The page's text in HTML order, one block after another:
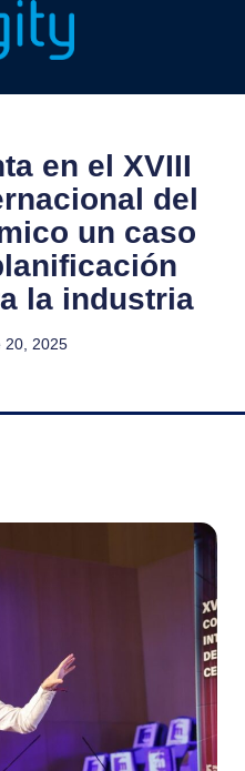
en el XVIII
del
un caso
la industria
20, 2025